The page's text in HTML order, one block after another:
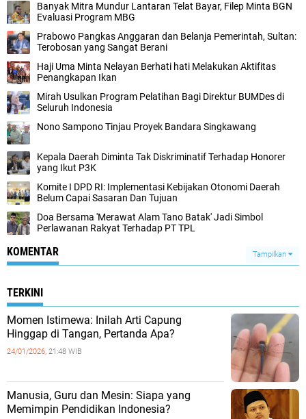
Banyak Mitra Mundur Lantaran Telat Bayar, Filep Minta BGN
Evaluasi Program MBG
Prabowo Pangkas Anggaran dan Belanja Pemerintah, Sultan:
Terobosan yang Sangat Berani
Haji Uma Minta Nelayan Berhati hati Melakukan Aktifitas
Penangkapan Ikan
Mirah Usulkan Program Pelatihan Bagi Direktur BUMDes di
Seluruh Indonesia
Nono Sampono Tinjau Proyek Bandara Singkawang
Kepala Daerah Diminta Tak Diskriminatif Terhadap Honorer
yang Ikut P3K
Komite I DPD RI: Implementasi Kebijakan Otonomi Daerah
Belum Capai Sasaran Dan Tujuan
Doa Bersama 'Merawat Alam Tano Batak' Jadi Simbol
Perlawanan Rakyat Terhadap PT TPL
KOMENTAR Tampilkan
TERKINI
Momen Istimewa: Inilah Arti Capung
Hinggap di Tangan, Pertanda Apa?
24/01/2026, 21:48 WIB
Manusia, Guru dan Mesin: Siapa yang
Memimpin Pendidikan Indonesia?